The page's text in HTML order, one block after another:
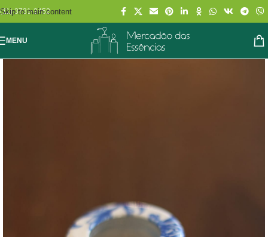
Skip to main content
(11) 3731-2452
MENU